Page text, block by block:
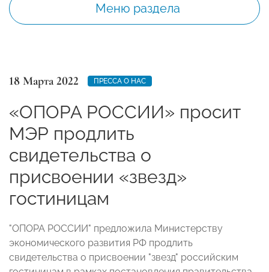
Меню раздела
18 Марта 2022 ПРЕССА О НАС
«ОПОРА РОССИИ» просит
МЭР продлить
свидетельства о
присвоении «звезд»
гостиницам
"ОПОРА РОССИИ" предложила Министерству
экономического развития РФ продлить
свидетельства о присвоении "звезд" российским